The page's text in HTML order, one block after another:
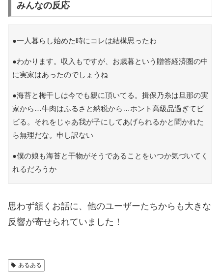
みんなの反応
●一人暮らし始めた時にコレは結構思ったわ
●わかります。収入もですが、お歳暮という贈答経済圏の中
に実家はあったのでしょうね
●海苔と梅干しは今でも親に頂いてる。揖保乃糸は旦那の実
家から…牛肉はふるさと納税から…ホント高級品過ぎてビ
ビる。それをじゃあ我が子にしてあげられるかと聞かれた
ら無理だな。申し訳ない
●僕の娘も海苔と干物がそうであることをいつか気づいてく
れるだろうか
思わず頷くお話に、他のユーザーたちからも大きな
反響が寄せられていました！
あるある